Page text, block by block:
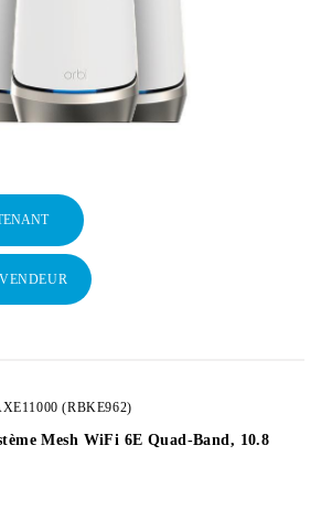
(RBKE962)
Mesh WiFi 6E Quad-Band, 10.8